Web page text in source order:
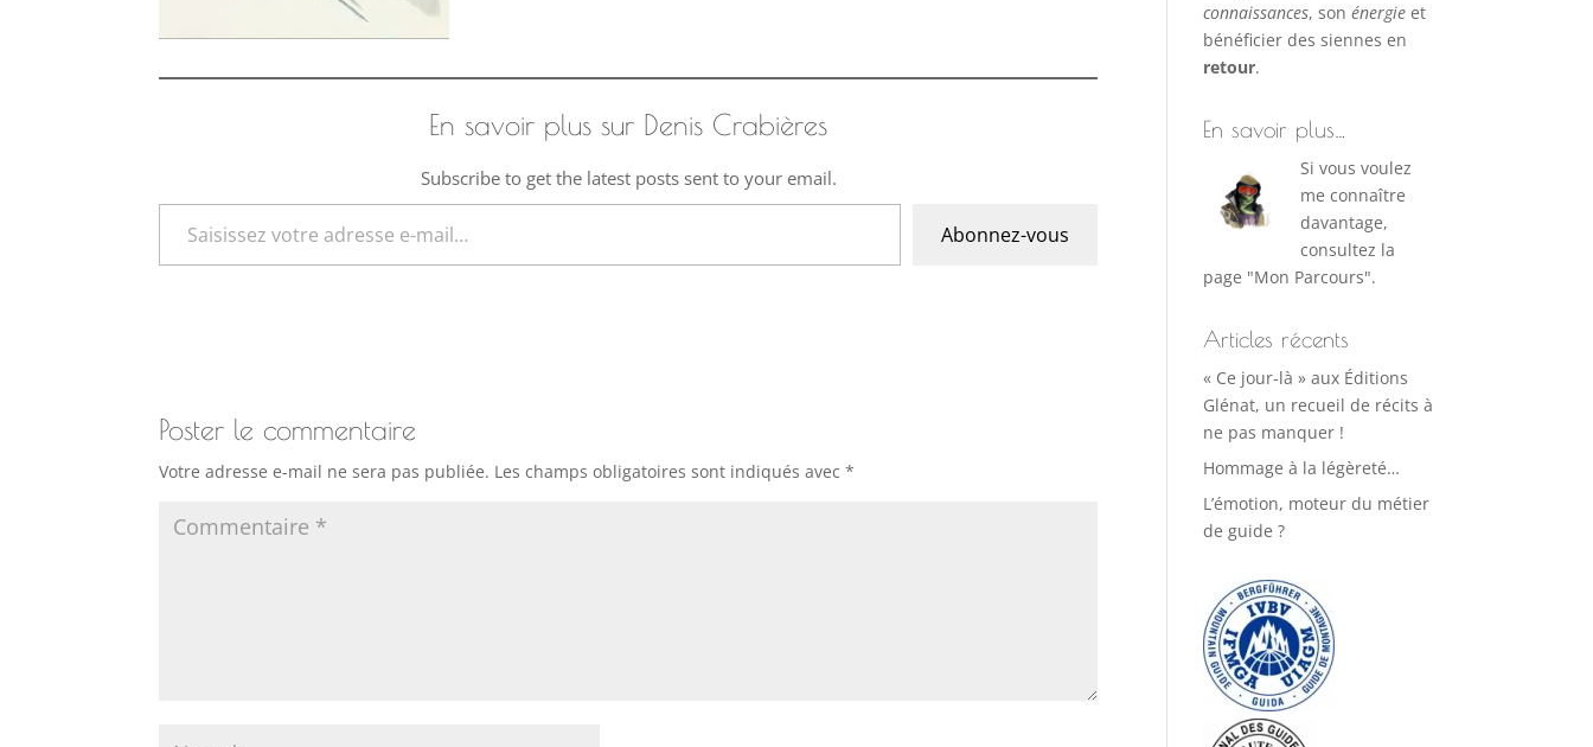
En savoir plus sur Denis Crabières
Subscribe to get the latest posts sent to your email.
Saisissez votre adresse e-mail…
Abonnez-vous
Poster le commentaire
Votre adresse e-mail ne sera pas publiée. Les champs obligatoires sont indiqués avec*
connaissances, sonénergie et
bénéficier des siennes en
retour.
En savoir plus…
Si vous voulez
me connaître
davantage,
consultez la
page "Mon Parcours".
Articles récents
« Ce jour-là » aux Éditions
Glénat, un recueil de récits à
ne pas manquer !
Hommage à la légèreté…
L’émotion, moteur du métier
de guide ?